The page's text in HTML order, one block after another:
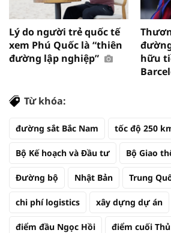
Lý do người trẻ quốc tế
xem Phú Quốc là “thiên
đường lập nghiệp”
hữu
Từ khóa:
đường sắt Bắc Nam tốc độ 250
Bộ Kế hoạch và Đầu tư Bộ Giao
Đường bộ Nhật Bản Trung
chi phí logistics xây dựng dự án
điểm đầu Ngọc Hồi điểm cuối